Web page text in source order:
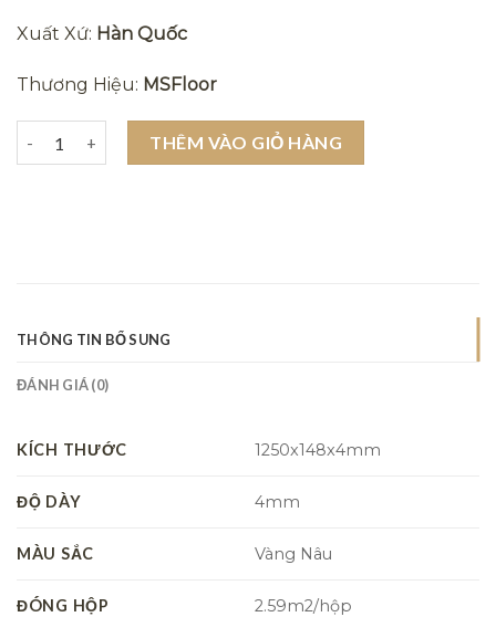
Xuất Xứ: Hàn Quốc
Thương Hiệu: MSFloor
Sàn nhựa hèm khóa Msfloor C510 số lượng
THÊM VÀO GIỎ HÀNG
THÔNG TIN BỔ SUNG
ĐÁNH GIÁ (0)
KÍCH THƯỚC 1250x148x4mm
ĐỘ DÀY 4mm
MÀU SẮC Vàng Nâu
ĐÓNG HỘP 2.59m2/hộp